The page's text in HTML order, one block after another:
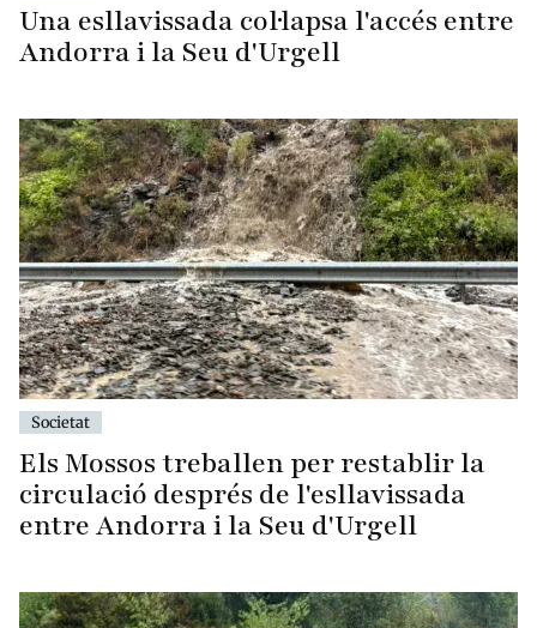
Una esllavissada col·lapsa l'accés entre
Andorra i la Seu d'Urgell
Societat
Els Mossos treballen per restablir la
circulació després de l'esllavissada
entre Andorra i la Seu d'Urgell